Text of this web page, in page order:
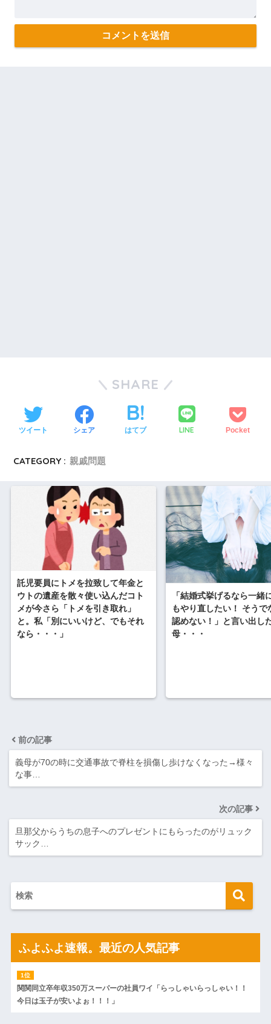
SHARE
ツイート シェア はてブ LINE Pocket
CATEGORY : 親戚問題
託児要員にトメを拉致して年金と
ウトの遺産を散々使い込んだコト
メが今さら「トメを引き取れ」
と。私「別にいいけど、でもそれ
なら・・・」
「結婚式挙げるなら一緒
もやり直したい！ そうで
認めない！」と言い出し
母・・・
前の記事
義母が70の時に交通事故で脊柱を損傷し歩けなくなった→様々
な事…
次の記事
旦那父からうちの息子へのプレゼントにもらったのがリュック
サック…
ふよふよ速報。最近の人気記事
関関同立卒年収350万スーパーの社員ワイ「らっしゃいらっしゃい！！
今日は玉子が安いよぉ！！！」